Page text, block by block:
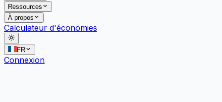
Ressources
À propos
Calculateur d'économies
FR
Connexion